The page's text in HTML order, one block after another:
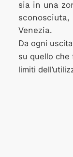
sia in una
sconosciuta,
Venezia.
Da ogni
su quello che
limiti